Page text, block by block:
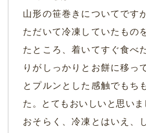
山形の笹巻きについてです
ただいて冷凍していたもの
たところ、着いてすぐ食べ
りがしっかりとお餅に移っ
とプルンとした感触でもち
た。とてもおいしいと思いま
おそらく、冷凍とはいえ、